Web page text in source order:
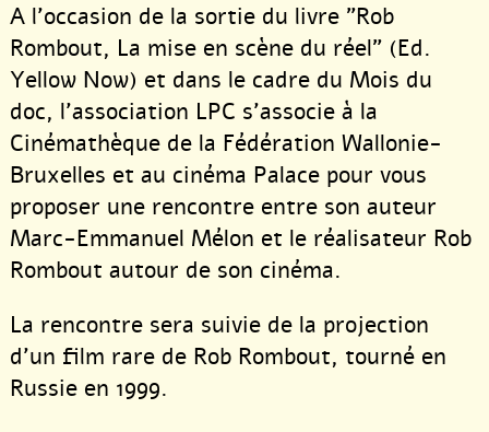
A l’occasion de la sortie du livre "Rob
Rombout, La mise en scène du réel" (Ed.
Yellow Now) et dans le cadre du Mois du
doc, l’association LPC s’associe à la
Cinémathèque de la Fédération Wallonie-
Bruxelles et au cinéma Palace pour vous
proposer une rencontre entre son auteur
Marc-Emmanuel Mélon et le réalisateur Rob
Rombout autour de son cinéma.
La rencontre sera suivie de la projection
d’un film rare de Rob Rombout, tourné en
Russie en 1999.